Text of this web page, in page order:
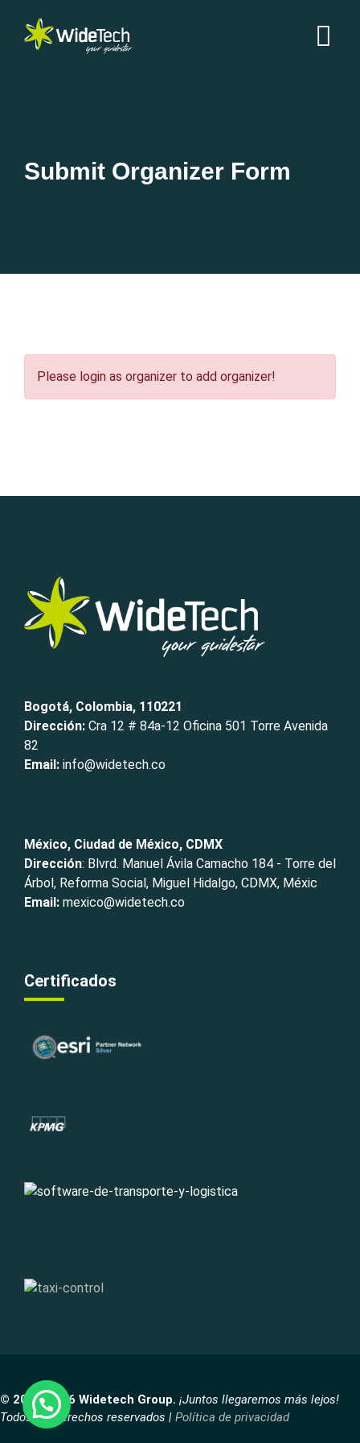
Submit Organizer Form
Please login as organizer to add organizer!
Bogotá, Colombia, 110221
Dirección: Cra 12 # 84a-12 Oficina 501 Torre Avenida
82
Email: info@widetech.co
México, Ciudad de México, CDMX
Dirección: Blvrd. Manuel Ávila Camacho 184 - Torre del
Árbol, Reforma Social, Miguel Hidalgo, CDMX, Méxic
Email: mexico@widetech.co
Certificados
© 2007-2026 Widetech Group. ¡Juntos llegaremos más lejos!
Todos los derechos reservados | Política de privacidad